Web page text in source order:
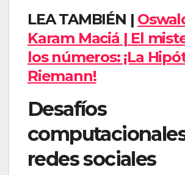
LEA TAMBIÉN |
Karam Maciá | El
los números: ¡La
Riemann!
Desafíos
redes sociales